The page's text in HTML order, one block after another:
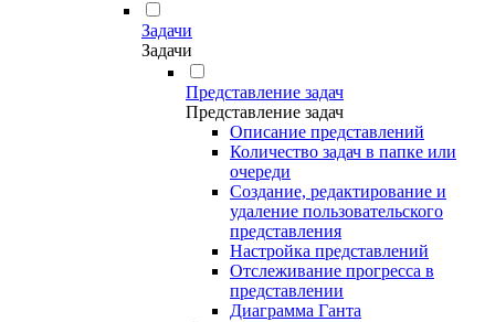
Задачи
Задачи
Представление задач
Представление задач
Описание представлений
Количество задач в папке или
очереди
Создание, редактирование и
удаление пользовательского
представления
Настройка представлений
Отслеживание прогресса в
представлении
Диаграмма Ганта